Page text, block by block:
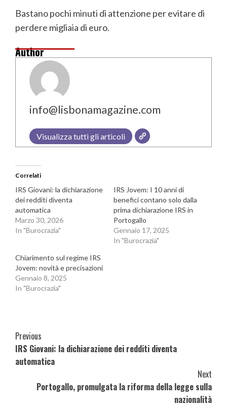
Bastano pochi minuti di attenzione per evitare di
perdere migliaia di euro.
Author
info@lisbonamagazine.com
Visualizza tutti gli articoli
Correlati
IRS Giovani: la dichiarazione
dei redditi diventa
automatica
Marzo 30, 2026
In "Burocrazia"
IRS Jovem: I 10 anni di
benefici contano solo dalla
prima dichiarazione IRS in
Portogallo
Gennaio 17, 2025
In "Burocrazia"
Chiarimento sul regime IRS
Jovem: novità e precisazioni
Gennaio 8, 2025
In "Burocrazia"
Continue
Reading
Previous
IRS Giovani: la dichiarazione dei redditi diventa
automatica
Next
Portogallo, promulgata la riforma della legge sulla
nazionalità